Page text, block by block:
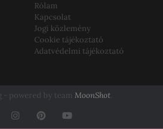
Rólam
Kapcsolat
Jogi közlemény
Cookie tájékoztató
Adatvédelmi tájékoztató
- powered by team MoonShot.